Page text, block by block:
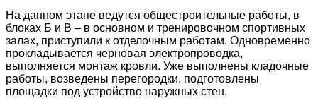
На данном этапе ведутся общестроительные работы, в
блоках Б и В – в основном и тренировочном спортивных
залах, приступили к отделочным работам. Одновременно
прокладывается черновая электропроводка,
выполняется монтаж кровли. Уже выполнены кладочные
работы, возведены перегородки, подготовлены
площадки под устройство наружных стен.